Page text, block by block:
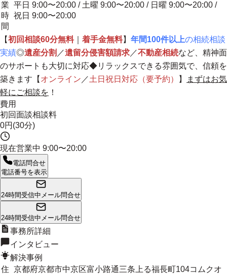
業
時
間
平日 9:00〜20:00 / 土曜 9:00〜20:00 / 日曜 9:00〜20:00 /
祝日 9:00〜20:00
【初回相談60分無料｜ 着手金無料】 年間100件以上の相続相談
実績◎遺産分割 ／遺留分侵害額請求 ／不動産相続など、精神面
のサポートも大切に対応◆リラックスできる雰囲気で、信頼を
築きます 【 オンライン ／土日祝日対応（要予約） 】
まずはお気
軽にご相談を ！
費用
初回面談相談料
0円(30分)
現在営業中 9:00〜20:00
電話問合せ
電話番号を表示
24時間受信中 メール問合せ
24時間受信中 メール問合せ
事務所詳細
インタビュー
解決事例
住 京都府京都市中京区富小路通三条上る福長町104コムクオ